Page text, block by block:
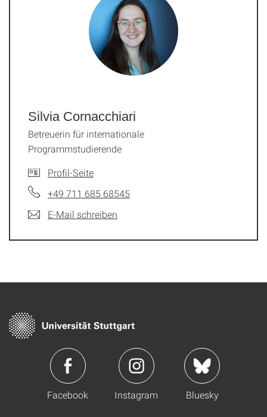
Silvia Cornacchiari
Betreuerin für internationale
Programmstudierende
Profil-Seite
+49 711 685 68545
E-Mail schreiben
Facebook Instagram Bluesky